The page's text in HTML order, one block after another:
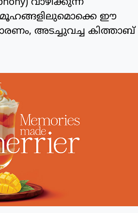
വാഴിക്കുന്ന
സമൂഹങ്ങളിലുമൊക്കെ ഈ
അടച്ചുവച്ച കിത്താബ്